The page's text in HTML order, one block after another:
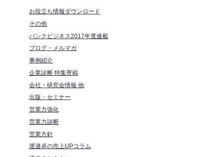
お役立ち情報ダウンロード
その他
バンクビジネス2017年度連載
ブログ・メルマガ
事例紹介
企業診断 特集寄稿
会社・研究会情報 他
出版・セミナー
営業力強化
営業力診断
営業方針
渡邉卓の売上UPコラム